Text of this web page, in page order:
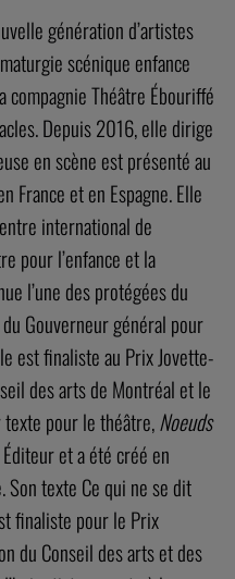
génération d’artistes
scénique enfance
compagnie Théâtre Ébouriffé
Depuis 2016, elle dirige
en scène est présenté au
France et en Espagne. Elle
international de
pour l’enfance et la
l’une des protégées du
Gouverneur général pour
est finaliste au Prix Jovette-
des arts de Montréal et le
texte pour le théâtre,Noeuds
et a été créé en
Son texte Ce qui ne se dit
finaliste pour le Prix
du Conseil des arts et des